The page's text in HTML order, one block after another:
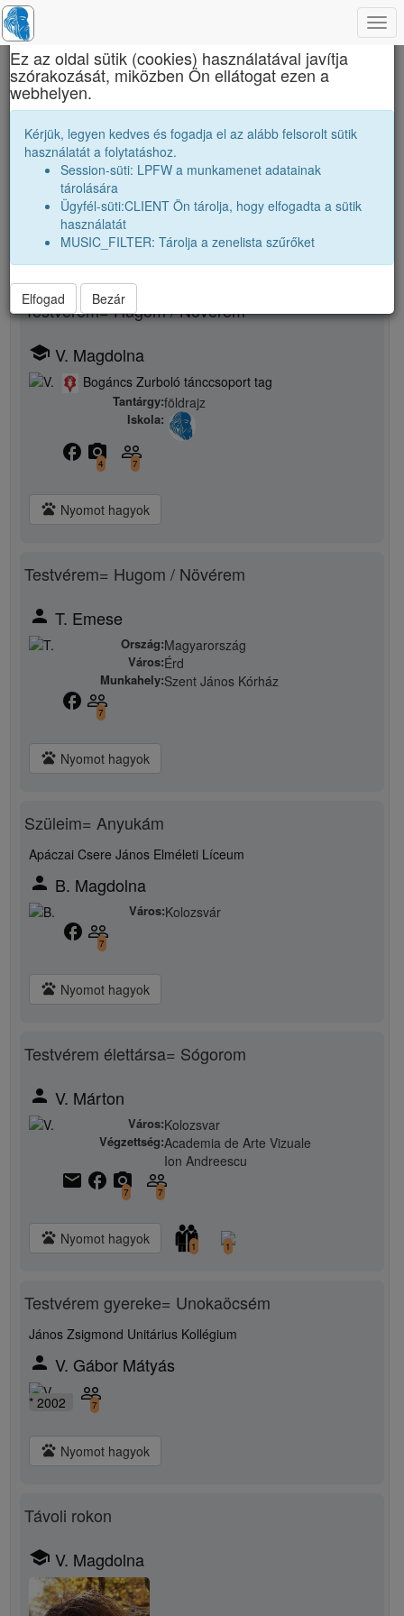
Brassai Sámuel Líceum
M. István
Új rokonsági kapcsolat megjelölése
Rokon neme
Testvérem= Hugom / Növérem
school V. Magdolna
Bogáncs Zurboló tánccsoport tag
Tantárgy:földrajz
Iskola:
facebook camera_alt
4
people_outline
7
pets Nyomot hagyok
Testvérem= Hugom / Növérem
person T. Emese
Ország:Magyarország
Város:Érd
Munkahely:Szent János Kórház
facebook people_outline
7
pets Nyomot hagyok
Szüleim= Anyukám
Apáczai Csere János Elméleti Líceum
person B. Magdolna
Város:Kolozsvár
facebook people_outline
7
pets Nyomot hagyok
Testvérem élettársa= Sógorom
person V. Márton
Város:Kolozsvar
Végzettség:Academia de Arte Vizuale
Ion Andreescu
email facebook camera_alt
7
people_outline
7
pets Nyomot hagyok 1 1
Testvérem gyereke= Unokaöcsém
János Zsigmond Unitárius Kollégium
person V. Gábor Mátyás
* 2002 people_outline
7
pets Nyomot hagyok
Távoli rokon
school V. Magdolna
×
Ez az oldal sütik (cookies) használatával javítja
szórakozását, miközben Ön ellátogat ezen a
webhelyen.
Kérjük, legyen kedves és fogadja el az alább felsorolt sütik
használatát a folytatáshoz.
Session-süti: LPFW a munkamenet adatainak
tárolására
Ügyfél-süti:CLIENT Ön tárolja, hogy elfogadta a sütik
használatát
MUSIC_FILTER: Tárolja a zenelista szűrőket
Elfogad Bezár